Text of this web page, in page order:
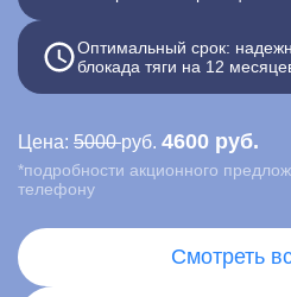
Вызвать
ул. Неманова, 6
Оптимальный срок:
блокада тяги на 12
Цена: 5000руб. 4600 руб.
*подробности акционного
телефону
Смотреть